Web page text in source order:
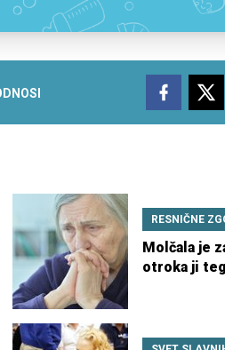
RESNIČNE
Molčala je
otroka ji